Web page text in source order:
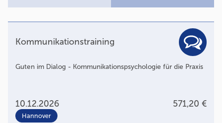
Kommunikationstraining
Guten im Dialog - Kommunikationspsychologie für die Praxis
10.12.2026 571,20 €
Hannover